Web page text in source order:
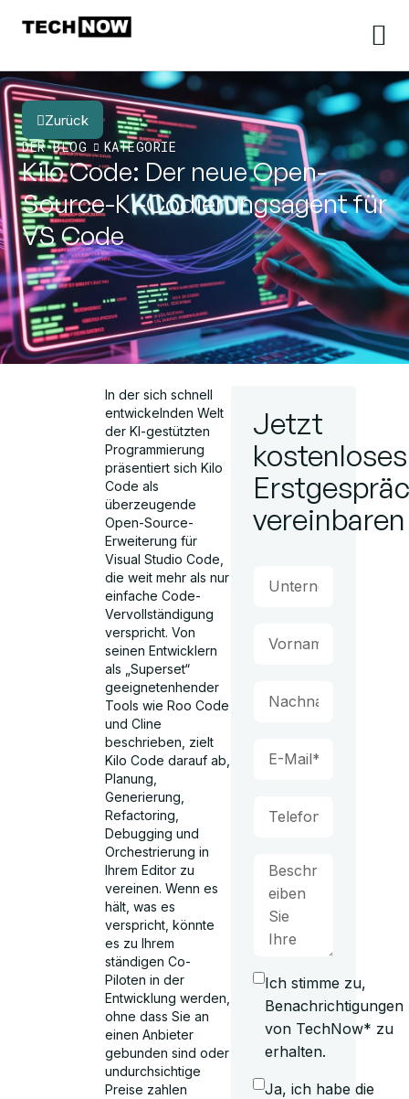
Zurück
DER BLOG
KATEGORIE
Kilo Code: Der neue Open-
Source-KI-Codierungsagent für
VS Code
In der sich schnell
entwickelnden Welt
der KI-gestützten
Programmierung
präsentiert sich Kilo
Code als
überzeugende
Open-Source-
Erweiterung für
Visual Studio Code,
die weit mehr als nur
einfache Code-
Vervollständigung
verspricht. Von
seinen Entwicklern
als „Superset“
geeignetenhender
Tools wie Roo Code
und Cline
beschrieben, zielt
Kilo Code darauf ab,
Planung,
Generierung,
Refactoring,
Debugging und
Orchestrierung in
Ihrem Editor zu
vereinen. Wenn es
hält, was es
verspricht, könnte
es zu Ihrem
ständigen Co-
Piloten in der
Entwicklung werden,
ohne dass Sie an
einen Anbieter
gebunden sind oder
undurchsichtige
Preise zahlen
Jetzt
kostenloses
vereinbaren
Ich stimme zu,
Benachrichtigungen
von TechNow* zu
erhalten.
Ja, ich habe die